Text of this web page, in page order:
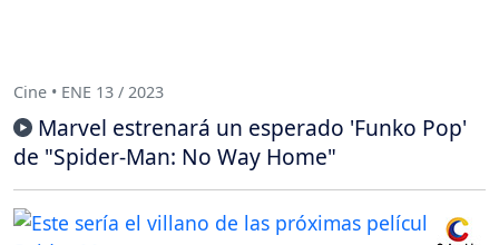
Cine • ENE 13 / 2023
Marvel estrenará un esperado 'Funko Pop'
de "Spider-Man: No Way Home"